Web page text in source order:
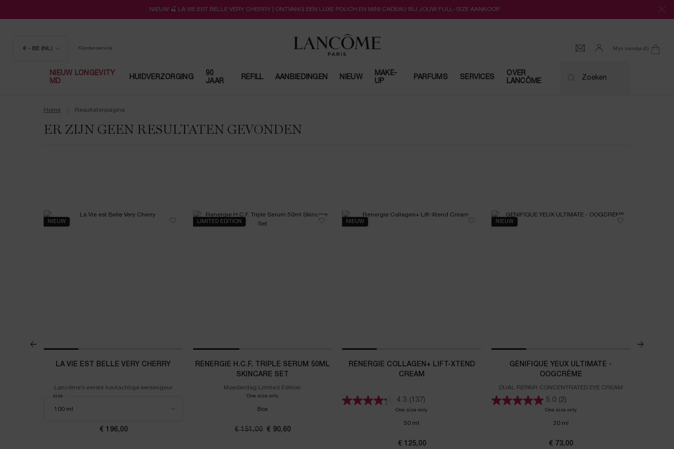
NIEUW 🍒 LA VIE EST BELLE VERY CHERRY | ONTVANG EEN LUXE POUCH EN MINI CADEAU BIJ JOUW FULL-SIZE AANKOOP
€ - BE (NL) Klantenservice Mijn mandje 0
0 product
NIEUW LONGEVITY
MD
HUIDVERZORGING
90
JAAR
REFILL AANBIEDINGEN NIEUW
MAKE-
UP
PARFUMS SERVICES
OVER
LANCÔME
Zoeken
Home
Resultatenpagina
ER ZIJN GEEN RESULTATEN GEVONDEN
NIEUW
LA VIE EST BELLE VERY CHERRY
Lancôme’s eerste houtachtige kersengeur
Select a
size
€ 196,00
LIMITED EDITION
RÉNERGIE H.C.F. TRIPLE SERUM 50ML
SKINCARE SET
Moederdag Limited Edition
One size onlyfor Rénergie H.C.F. Triple Serum 50ml Skincare Set
Box
Oude prijs
€ 151,00 Nieuwe prijs
€ 90,60
NIEUW
RÉNERGIE COLLAGEN+ LIFT-XTEND
CREAM
4.3 (137)
One size only
50 ml
€ 125,00
NIEUW
GÉNIFIQUE YEUX ULTIMATE -
OOGCRÈME
DUAL REPAIR CONCENTRATED EYE CREAM
5.0 (2)
One size onlyfor GÉNIFIQUE YEUX ULTIMATE -
20 ml
€ 73,00